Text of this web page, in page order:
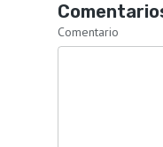
Comentario